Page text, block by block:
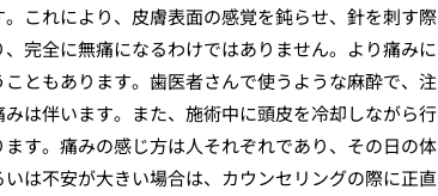
これにより、皮膚表面の感覚を鈍らせ、針を刺す際
完全に無痛になるわけではありません。より痛みに
ともあります。歯医者さんで使うような麻酔で、注
は伴います。また、施術中に頭皮を冷却しながら行
す。痛みの感じ方は人それぞれであり、その日の体
は不安が大きい場合は、カウンセリングの際に正直